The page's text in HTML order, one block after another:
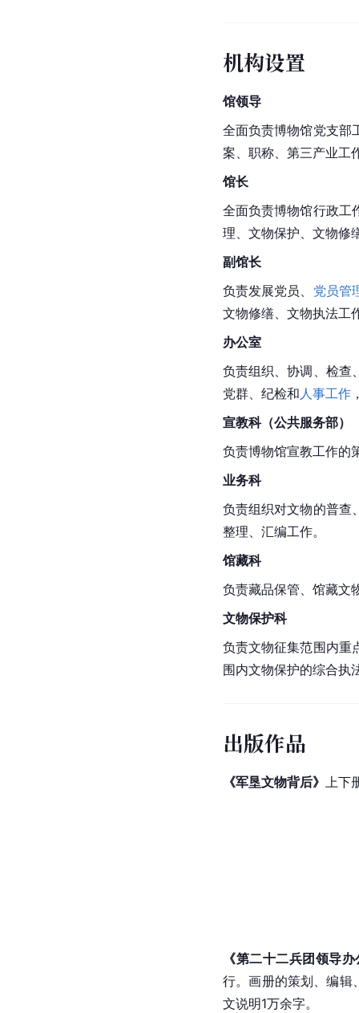
机构设置
馆领导
全面负责博物馆党支部
案、职称、第三产业工
馆长
全面负责博物馆行政工
理、文物保护、文物修
副馆长
负责发展党员、 党员管
文物修缮、文物执法工
办公室
负责组织、协调、检查
党群、纪检和人事工作
宣教科（公共服务部）
负责博物馆宣教工作的
业务科
负责组织对文物的普查
整理、汇编工作。
馆藏科
负责藏品保管、馆藏文
文物保护科
负责文物征集范围内重
围内文物保护的综合执
出版作品
《军垦文物背后》 上下
《第二十二兵团领导
行。画册的策划、编辑
文说明1万余字。